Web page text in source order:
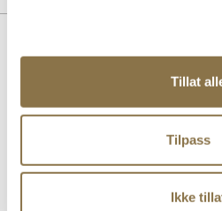
Tillat
Tilpass
Ikke
Lignende